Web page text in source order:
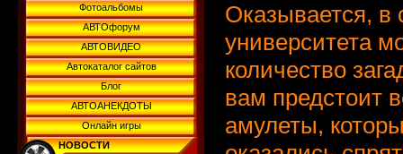
Фотоальбомы
АВТОфорум
АВТОВИДЕО
Автокаталог сайтов
Блог
АВТОАНЕКДОТЫ
Онлайн игры
НОВОСТИ
Оказывается, в
университета
количество
вам предстоит
амулеты,